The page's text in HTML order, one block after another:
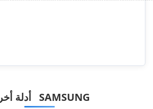
أدلة أخرى SAMSUNG